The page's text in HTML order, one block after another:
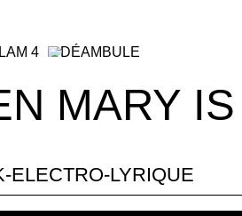
LAM 4 DÉAMBULE
MARY IS
ELECTRO-LYRIQUE